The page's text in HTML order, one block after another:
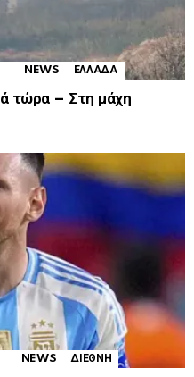
Comments
NEWS ΕΛΛΑΔΑ
τώρα – Στη μάχη
Comments
NEWS ΔΙΕΘΝΗ